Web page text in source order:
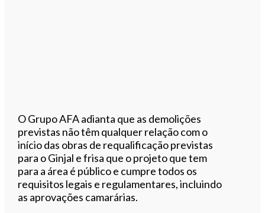
O Grupo AFA adianta que as demolições
previstas não têm qualquer relação com o
início das obras de requalificação previstas
para o Ginjal e frisa que o projeto que tem
para a área é público e cumpre todos os
requisitos legais e regulamentares, incluindo
as aprovações camarárias.